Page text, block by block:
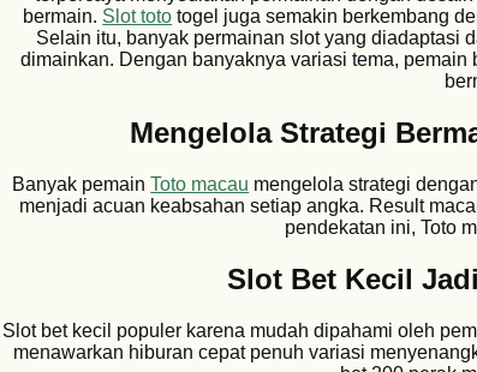
bermain. Slot toto togel juga semakin berkembang
Selain itu, banyak permainan slot yang diadaptasi
dimainkan. Dengan banyaknya variasi tema,
Mengelola Strategi
Banyak pemainToto macau mengelola strategi
menjadi acuan keabsahan setiap angka. Result
pendekatan ini, Toto
Slot Bet Kecil
Slot bet kecil populer karena mudah dipahami oleh
menawarkan hiburan cepat penuh variasi